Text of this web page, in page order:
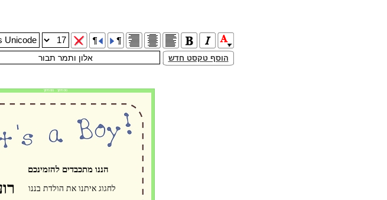
הוסף טקסט חדש
הננו מתכבדים להזמינכם
לחגוג איתנו את הולדת בננו
פס חיתוך פס חיתוך